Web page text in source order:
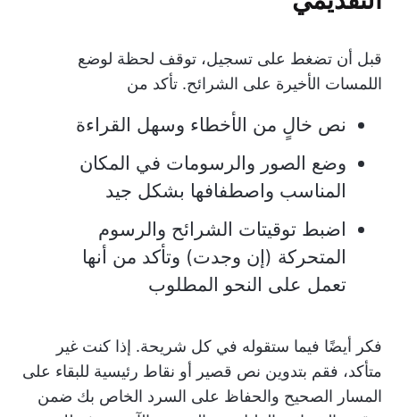
قبل أن تضغط على تسجيل، توقف لحظة لوضع
اللمسات الأخيرة على الشرائح. تأكد من
نص خالٍ من الأخطاء وسهل القراءة
وضع الصور والرسومات في المكان
المناسب واصطفافها بشكل جيد
اضبط توقيتات الشرائح والرسوم
المتحركة (إن وجدت) وتأكد من أنها
تعمل على النحو المطلوب
فكر أيضًا فيما ستقوله في كل شريحة. إذا كنت غير
متأكد، فقم بتدوين نص قصير أو نقاط رئيسية للبقاء على
المسار الصحيح والحفاظ على السرد الخاص بك ضمن